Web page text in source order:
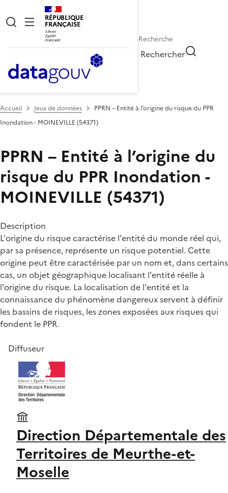
RÉPUBLIQUE
FRANÇAISE
Rechercher
Accueil Jeux de données
PPRN – Entité à l’origine du risque du PPR
Inondation - MOINEVILLE (54371)
PPRN – Entité à l’origine du
risque du PPR Inondation -
MOINEVILLE (54371)
Description
L'origine du risque caractérise l'entité du monde réel qui,
par sa présence, représente un risque potentiel. Cette
origine peut être caractérisée par un nom et, dans certains
cas, un objet géographique localisant l'entité réelle à
l'origine du risque. La localisation de l'entité et la
connaissance du phénomène dangereux servent à définir
les bassins de risques, les zones exposées aux risques qui
fondent le PPR.
Diffuseur
Direction Départementale des
Territoires de Meurthe-et-
Moselle